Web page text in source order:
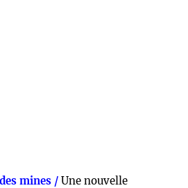
mines / Une nouvelle